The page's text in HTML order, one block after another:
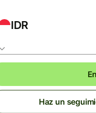
IDR
Haz un